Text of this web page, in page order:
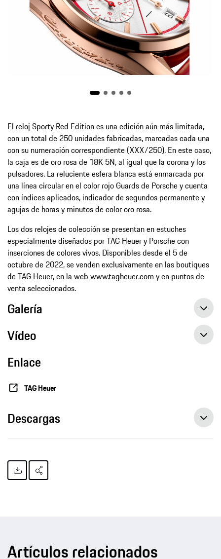
El reloj Sporty Red Edition es una edición aún más limitada,
con un total de 250 unidades fabricadas, marcadas cada una
con su numeración correspondiente (XXX/250). En este caso,
la caja es de oro rosa de 18K 5N, al igual que la corona y los
pulsadores. La reluciente esfera blanca está enmarcada por
una línea circular en el color rojo Guards de Porsche y cuenta
con índices aplicados, indicador de segundos permanente y
agujas de horas y minutos de color oro rosa.
Los dos relojes de colección se presentan en estuches
especialmente diseñados por TAG Heuer y Porsche con
inserciones de colores vivos. Disponibles desde el 5 de
octubre de 2022, se venden exclusivamente en las boutiques
de TAG Heuer, en la web www.tagheuer.com y en puntos de
venta seleccionados.
Galería
Vídeo
Enlace
TAG Heuer
Descargas
Artículos relacionados